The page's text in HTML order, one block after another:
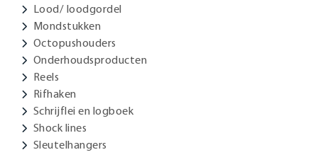
Lood/ loodgordel
Mondstukken
Octopushouders
Onderhoudsproducten
Reels
Rifhaken
Schrijflei en logboek
Shock lines
Sleutelhangers